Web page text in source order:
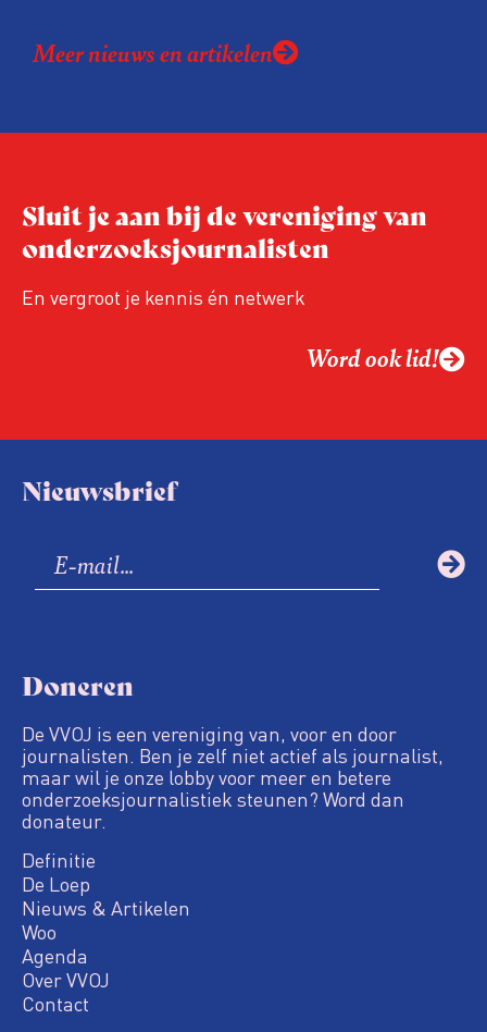
expertise te delen en elkaar te ontmoeten.
was voor het eerst op de conferentie!
Meer nieuws en artikelen
Sluit je aan bij de vereniging van
onderzoeksjournalisten
En vergroot je kennis én netwerk
Word ook lid!
Nieuwsbrief
Doneren
De VVOJ is een vereniging van, voor en door
journalisten. Ben je zelf niet actief als journalist,
maar wil je onze lobby voor meer en betere
onderzoeksjournalistiek steunen? Word dan
donateur.
Definitie
De Loep
Nieuws & Artikelen
Woo
Agenda
Over VVOJ
Contact